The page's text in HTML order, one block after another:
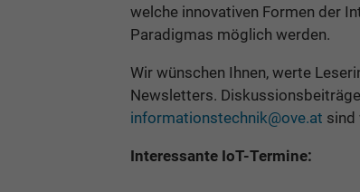
welche innovativen Formen der
Paradigmas möglich werden.
Wir wünschen Ihnen, werte
Newsletters.
informationstechnik@ove.at sind
Interessante IoT-Termine: